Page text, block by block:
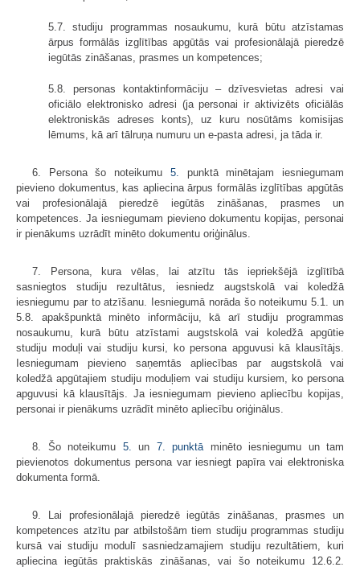
5.7. studiju programmas nosaukumu, kurā būtu atzīstamas
ārpus formālās izglītības apgūtās vai profesionālajā pieredzē
iegūtās zināšanas, prasmes un kompetences;
5.8. personas kontaktinformāciju – dzīvesvietas adresi vai
oficiālo elektronisko adresi (ja personai ir aktivizēts oficiālās
elektroniskās adreses konts), uz kuru nosūtāms komisijas
lēmums, kā arī tālruņa numuru un e-pasta adresi, ja tāda ir.
6. Persona šo noteikumu 5.
punktā minētajam iesniegumam
pievieno dokumentus, kas apliecina ārpus formālās izglītības apgūtās
vai profesionālajā pieredzē iegūtās zināšanas, prasmes un
kompetences. Ja iesniegumam pievieno dokumentu kopijas, personai
ir pienākums uzrādīt minēto dokumentu oriģinālus.
7. Persona, kura vēlas, lai atzītu tās iepriekšējā izglītībā
sasniegtos studiju rezultātus, iesniedz augstskolā vai koledžā
iesniegumu par to atzīšanu. Iesniegumā norāda šo noteikumu 5.1. un
5.8. apakšpunktā minēto informāciju, kā arī studiju programmas
nosaukumu, kurā būtu atzīstami augstskolā vai koledžā apgūtie
studiju moduļi vai studiju kursi, ko persona apguvusi kā klausītājs.
Iesniegumam pievieno saņemtās apliecības par augstskolā vai
koledžā apgūtajiem studiju moduļiem vai studiju kursiem, ko persona
apguvusi kā klausītājs. Ja iesniegumam pievieno apliecību kopijas,
personai ir pienākums uzrādīt minēto apliecību oriģinālus.
8. Šo noteikumu 5. un 7. punktā minēto iesniegumu un tam
pievienotos dokumentus persona var iesniegt papīra vai elektroniska
dokumenta formā.
9. Lai profesionālajā pieredzē iegūtās zināšanas, prasmes un
kompetences atzītu par atbilstošām tiem studiju programmas studiju
kursā vai studiju modulī sasniedzamajiem studiju rezultātiem, kuri
apliecina iegūtās praktiskās zināšanas, vai šo noteikumu 12.6.2.